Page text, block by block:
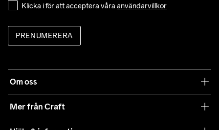
Klicka i för att acceptera våra användarvillkor
PRENUMERERA
Om oss
Mer från Craft